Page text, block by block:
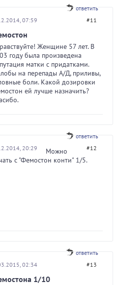
ответить
07:59 #11
Женщине 57 лет. В
году была произведена
матки с придатками.
на перепады А/Д, приливы,
боли. Какой дозировки
ей лучше назначить?
ответить
20:29 #12
Можно
с "Фемостон конти" 1/5.
ответить
02:34 #13
1/10